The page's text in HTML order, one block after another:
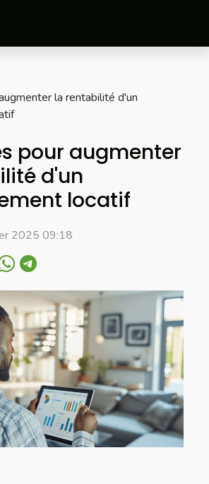
la rentabilité d'un
pour augmenter
d'un
locatif
2025 09:18